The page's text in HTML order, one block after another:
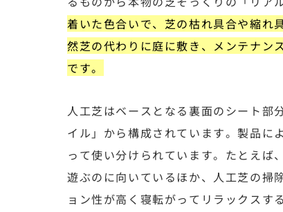
着いた色合いで、芝の枯れ具合や縮れ
然芝の代わりに庭に敷き、メンテナン
です。
人工芝はベースとなる裏面のシート部
イル」から構成されています。製品に
って使い分けられています。たとえば
遊ぶのに向いているほか、人工芝の掃
ョン性が高く寝転がってリラックスす